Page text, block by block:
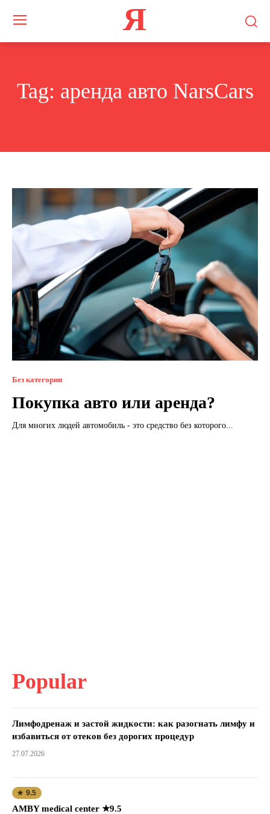
Я
Tag: аренда авто NarsCars
Без категории
Покупка авто или аренда?
Для многих людей автомобиль - это средство без которого...
Popular
Лимфодренаж и застой жидкости: как разогнать лимфу и
избавиться от отеков без дорогих процедур
27.07.2026
★ 9.5
AMBY medical center ★9.5